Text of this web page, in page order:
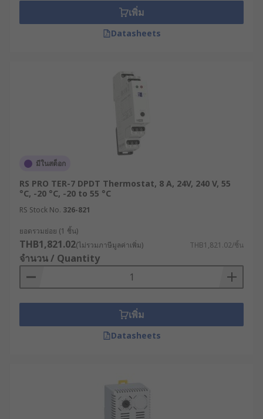
อุปกรณ์ชนิดนี้กัน เทอร์โมสตัทมีหลักการทำงานโดยใช้
เซ็นเซอร์ตรวจจับการเปลี่ยนแปลงของอุณหภูมิ และจะ
ตัดการจ่ายไฟไปยังระบบปรับอากาศหรือระบบทำความ
เมื่ออุณหภูมิสูงกว่าหรือต่ำกว่าระดับที่ตั้งไว้ เทอร์โม
สตัทจะสั่งการให้ระบบทำงาน เพื่อปรับอุณหภูมิให้เข้าสู่
ทำความร้อนจะหยุดทำงานเมื่ออุณหภูมิถึงระดับที่ตั้งไว้
เพื่อรักษาระดับอุณหภูมิให้คงที่และประหยัดพลังงาน
ความสำคัญของเทอร์โมสตัท
เหตุผลที่ทำให้ผู้ประกอบการควรลงทุนกับการติดตั้ง
รวมถึงการนำเทอร์โมสตัทมาประยุกต์ใช้ในระบบปรับ
อากาศรถยนต์ แอร์บ้าน หรือเครื่องทำน้ำอุ่น มี 3
ประการด้วยกัน ได้แก่
ช่วยควบคุมและรักษาอุณหภูมิในระบบต่าง ๆ ให้
อยู่ในระดับที่เหมาะสม ซึ่งเป็นสิ่งสำคัญสำหรับ
หลายอุตสาหกรรม ช่วยป้องกันความเสียหายที่
อาจเกิดขึ้นจากการเปลี่ยนแปลงของอุณหภูมิ
สุขภาพและความปลอดภัยของผู้ใช้งาน
ช่วยยืดอายุการใช้งานของอุปกรณ์ต่าง ๆ โดยการ
ป้องกันความเสียหายจากความร้อนหรือความ
เพิ่ม
Datasheets
มีในสต็อก
RS PRO TER-7 DPDT Thermostat, 8 A, 24V, 240 V, 55
°C, -20 °C, -20 to 55 °C
RS Stock No. 326-821
ยอดรวมย่อย (1 ชิ้น)
THB1,821.02(ไม่รวมภาษีมูลค่าเพิ่ม) THB1,821.02/ชิ้น
จำนวน / Quantity
เพิ่ม
Datasheets